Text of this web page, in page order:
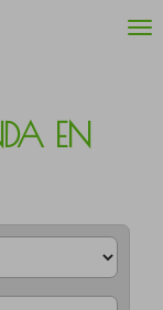
EN